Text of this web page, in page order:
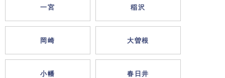
一宮 稲沢
岡崎 大曽根
小幡 春日井